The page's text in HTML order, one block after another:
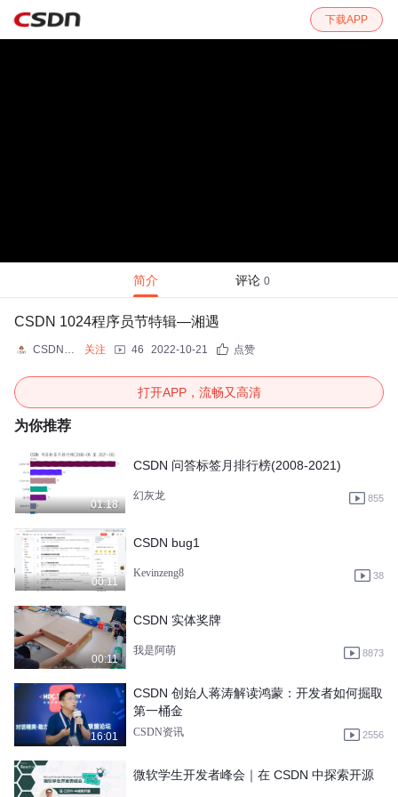
下载APP
简介 评论 0
CSDN 1024程序员节特辑—湘遇
CSDN资讯 关注 46 2022-10-21 点赞
打开APP，流畅又高清
为你推荐
01:18
CSDN 问答标签月排行榜(2008-2021)
幻灰龙 855
00:11
CSDN bug1
Kevinzeng8 38
00:11
CSDN 实体奖牌
我是阿萌 8873
16:01
CSDN 创始人蒋涛解读鸿蒙：开发者如何掘取
第一桶金
CSDN资讯 2556
微软学生开发者峰会｜在 CSDN 中探索开源